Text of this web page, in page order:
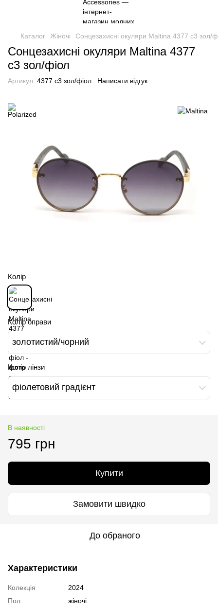
Каталог Жіночі Сонцезахисні окуляри Maltina 4377 с3 зол/
Сонцезахисні окуляри Maltina 4377
с3 зол/фіол
Артикул: 4377 с3 зол/фіол Написати відгук
Колір
Колір оправи
золотистий/чорний
Колір лінзи
фіолетовий градієнт
В наявності
795 грн
Купити
Замовити швидко
До обраного
Характеристики
Колекція
2024
Пол
жіночі